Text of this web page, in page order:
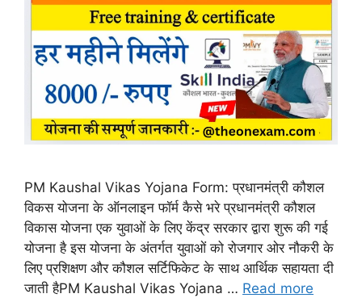
PM Kaushal Vikas Yojana Form: प्रधानमंत्री कौशल
विकस योजना के ऑनलाइन फॉर्म कैसे भरे प्रधानमंत्री कौशल
विकास योजना एक युवाओं के लिए केंद्र सरकार द्वारा शुरू की गई
योजना है इस योजना के अंतर्गत युवाओं को रोजगार ओर नौकरी के
लिए प्रशिक्षण और कौशल सर्टिफिकेट के साथ आर्थिक सहायता दी
जाती हैPM Kaushal Vikas Yojana … Read more